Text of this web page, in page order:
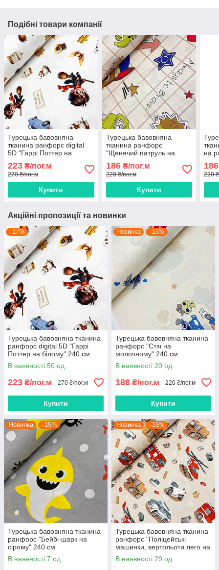
Подібні товари компанії
Турецька бавовняна
тканина ранфорс digital
5D "Гаррі Поттер на
білому" 240 см
223 ₴/пог.м
270 ₴/пог.м
Купити
Турецька бавовняна
тканина ранфорс
"Щенячий патруль на
бежевому (квадрат)" 240
см
186₴/пог.м
220 ₴/пог.м
Купити
на
см
186
220
Акційні пропозиції та новинки
–17%
Турецька бавовняна тканина
ранфорс digital 5D "Гаррі
Поттер на білому" 240 см
В наявності 50 од.
223 ₴/пог.м 270 ₴/пог.м
Купити
Новинка –15%
Турецька бавовняна тканина
ранфорс "Стіч на
молочному" 240 см
В наявності 20 од.
186 ₴/пог.м 220 ₴/пог.м
Купити
Новинка –15%
Турецька бавовняна тканина
ранфорс "Бейбі-шарк на
сірому" 240 см
В наявності 7 од.
Новинка –15%
Турецька бавовняна тканина
ранфорс "Поліцейські
машинки, вертольоти лего на
бежевому" 240 см
В наявності 29 од.